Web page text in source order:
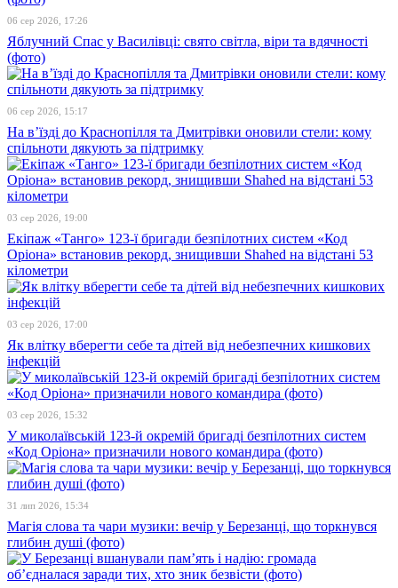
06 сер 2026, 17:26
Яблучний Спас у Василівці: свято світла, віри та вдячності
(фото)
06 сер 2026, 15:17
На в’їзді до Краснопілля та Дмитрівки оновили стели: кому
спільноти дякують за підтримку
03 сер 2026, 19:00
Екіпаж «Танго» 123-ї бригади безпілотних систем «Код
Оріона» встановив рекорд, знищивши Shahed на відстані 53
кілометри
03 сер 2026, 17:00
Як влітку вберегти себе та дітей від небезпечних кишкових
інфекцій
03 сер 2026, 15:32
У миколаївській 123-й окремій бригаді безпілотних систем
«Код Оріона» призначили нового командира (фото)
31 лип 2026, 15:34
Магія слова та чари музики: вечір у Березанці, що торкнувся
глибин душі (фото)